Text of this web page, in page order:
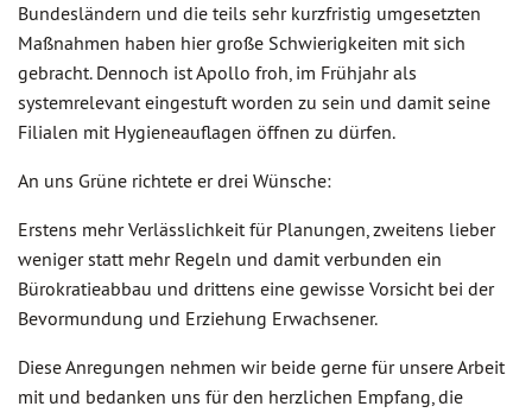
Bundesländern und die teils sehr kurzfristig umgesetzten
Maßnahmen haben hier große Schwierigkeiten mit sich
gebracht. Dennoch ist Apollo froh, im Frühjahr als
systemrelevant eingestuft worden zu sein und damit seine
Filialen mit Hygieneauflagen öffnen zu dürfen.
An uns Grüne richtete er drei Wünsche:
Erstens mehr Verlässlichkeit für Planungen, zweitens lieber
weniger statt mehr Regeln und damit verbunden ein
Bürokratieabbau und drittens eine gewisse Vorsicht bei der
Bevormundung und Erziehung Erwachsener.
Diese Anregungen nehmen wir beide gerne für unsere Arbeit
mit und bedanken uns für den herzlichen Empfang, die